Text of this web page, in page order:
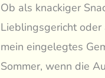
Ob als knackiger
Lieblingsgericht
mein eingelegtes
Sommer, wenn die